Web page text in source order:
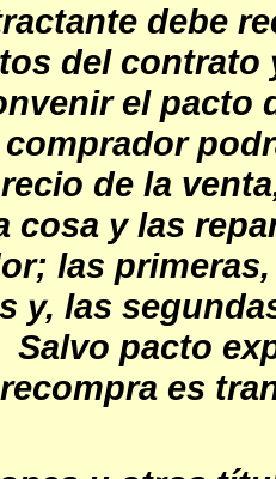
debe
del
el pacto
de la
cosa y las
las
y, las
Salvo pacto
es